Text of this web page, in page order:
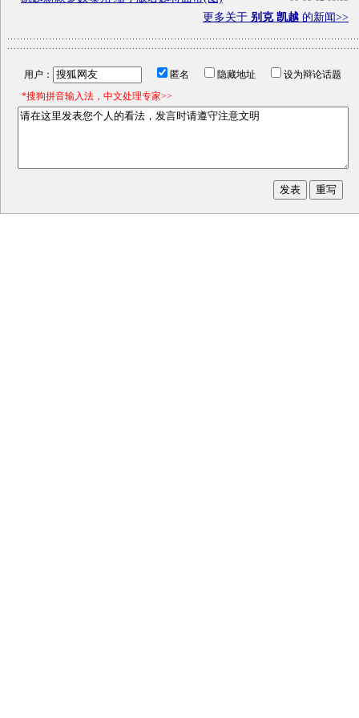
更多关于 别克 凯越 的新闻>>
用户： 匿名 隐藏地址
设为辩论话题
*搜狗拼音输入法，中文处理专家>>